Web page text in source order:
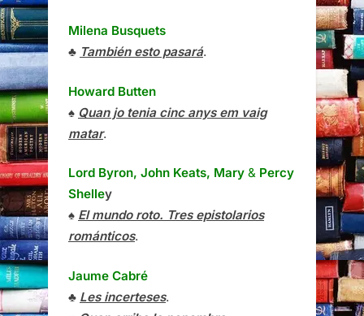
Milena Busquets
♣ También esto pasará.
Howard Butten
♠ Quan jo tenia cinc anys em vaig
matar.
Lord Byron, John Keats, Mary & Percy
Shelley
♠ El mundo roto. Tres epistolarios
románticos.
Jaume Cabré
♣ Les incerteses.